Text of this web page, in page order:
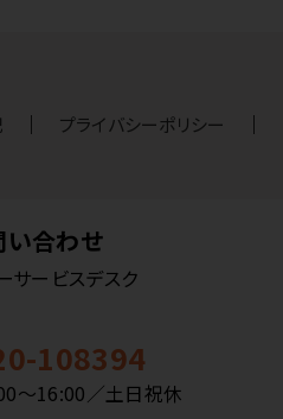
プライバシーポリシー
い合わせ
サービスデスク
108394
〜16:00／土日祝休